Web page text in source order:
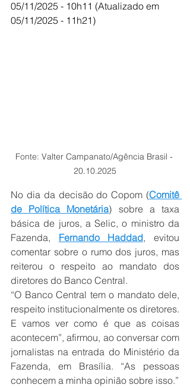
05/11/2025 - 10h11 (Atualizado em
05/11/2025 - 11h21)
Fonte: Valter Campanato/Agência Brasil -
20.10.2025
No dia da decisão do Copom (Comitê
de Política Monetária) sobre a taxa
básica de juros, a Selic, o ministro da
Fazenda, Fernando Haddad, evitou
comentar sobre o rumo dos juros, mas
reiterou o respeito ao mandato dos
diretores do Banco Central.
“O Banco Central tem o mandato dele,
respeito institucionalmente os diretores.
E vamos ver como é que as coisas
acontecem”, afirmou, ao conversar com
jornalistas na entrada do Ministério da
Fazenda, em Brasília. “As pessoas
conhecem a minha opinião sobre isso.”